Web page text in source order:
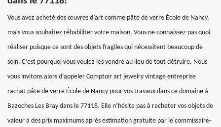
Vous avez acheté des œuvres d’art comme pâte de verre École de Nancy,
mais vous souhaitez réhabiliter votre maison. Vous ne connaissez pas quoi
réaliser puisque ce sont des objets fragiles qui nécessitent beaucoup de
soin. C’est pourquoi vous voulez les vendre au lieu de tout détruire. Nous
vous invitons alors d’appeler Comptoir art jewelry vintage entreprise
rachat pâte de verre École de Nancy pour vos travaux dans ce domaine à
Bazoches Les Bray dans le 77118. Elle n’hésite pas à racheter vos objets de
valeur à des prix maximums après estimation gratuite par le commissaire-